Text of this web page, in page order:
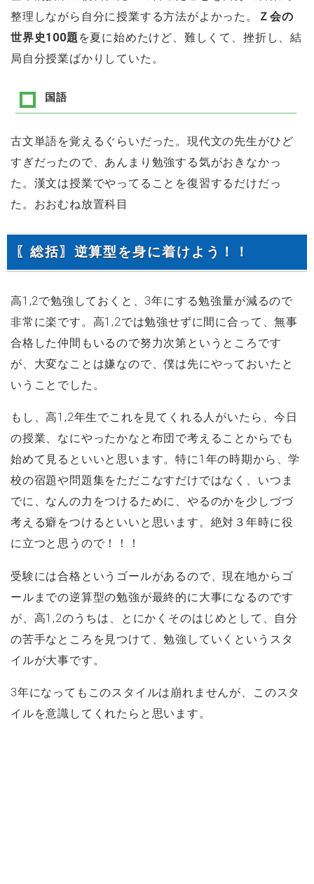
整理しながら自分に授業する方法がよかった。
Ｚ会の
世界史100題 を夏に始めたけど、難しくて、挫折し、結
局自分授業ばかりしていた。
国語
古文単語を覚えるぐらいだった。現代文の先生がひど
すぎだったので、あんまり勉強する気がおきなかっ
た。漢文は授業でやってることを復習するだけだっ
た。おおむね放置科目
〖総括〗逆算型を身に着けよう！！
高1,2で勉強しておくと、3年にする勉強量が減るので
非常に楽です。高1,2では勉強せずに間に合って、無事
合格した仲間もいるので努力次第というところです
が、大変なことは嫌なので、僕は先にやっておいたと
いうことでした。
もし、高1,2年生でこれを見てくれる人がいたら、今日
の授業、なにやったかなと布団で考えることからでも
始めて見るといいと思います。特に1年の時期から、学
校の宿題や問題集をただこなすだけではなく、いつま
でに、なんの力をつけるために、やるのかを少しづづ
考える癖をつけるといいと思います。絶対３年時に役
に立つと思うので！！！
受験には合格というゴールがあるので、現在地からゴ
ールまでの逆算型の勉強が最終的に大事になるのです
が、高1,2のうちは、とにかくそのはじめとして、自分
の苦手なところを見つけて、勉強していくというスタ
イルが大事です。
3年になってもこのスタイルは崩れませんが、このスタ
イルを意識してくれたらと思います。